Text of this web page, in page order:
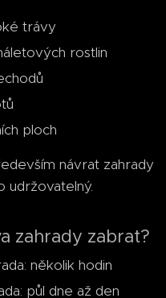
trávy
rostlin
ploch
návrat zahrady
udržovatelný.
zahrady zabrat?
několik hodin
půl dne až den